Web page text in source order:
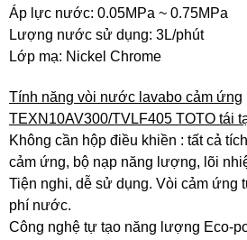
Áp lực nước: 0.05MPa ~ 0.75MPa
Lượng nước sử dụng: 3L/phút
Lớp mạ: Nickel Chrome
Tính năng vòi nước lavabo cảm ứng
TEXN10AV300/TVLF405 TOTO tái
Không cần hộp điều khiền : tất cả
cảm ứng, bộ nạp năng lượng, lõi
Tiện nghi, dễ sử dụng. Vòi cảm ứng
phí nước.
Công nghệ tự tạo năng lượng Eco-